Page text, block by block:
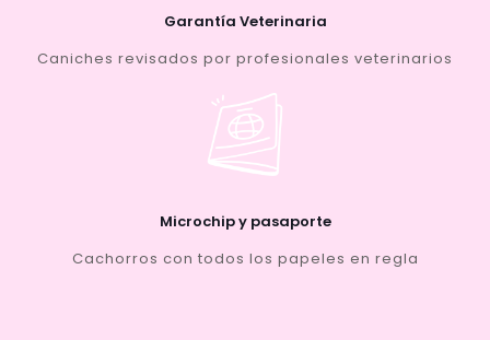
Garantía Veterinaria
Caniches revisados por profesionales veterinarios
Microchip y pasaporte
Cachorros con todos los papeles en regla